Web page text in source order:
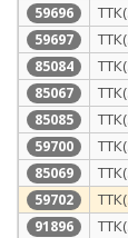
59696
59697
85084
85067
85085
59700
85069
59702
91896